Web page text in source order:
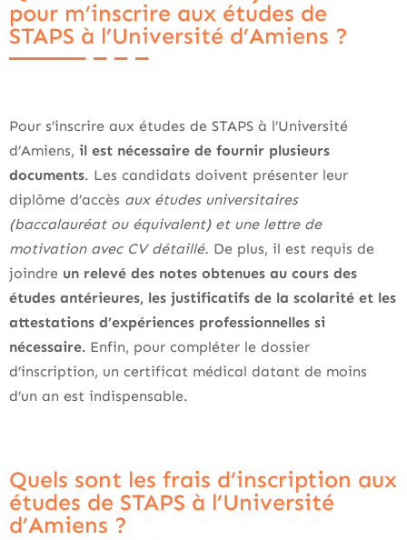
pour m’inscrire aux études de
STAPS à l’Université d’Amiens ?
Pour s’inscrire aux études de STAPS à l’Université
d’Amiens, il est nécessaire de fournir plusieurs
documents. Les candidats doivent présenter leur
diplôme d’accès aux études universitaires
(baccalauréat ou équivalent) et une lettre de
motivation avec CV détaillé. De plus, il est requis de
joindre un relevé des notes obtenues au cours des
études antérieures, les justificatifs de la scolarité et les
attestations d’expériences professionnelles si
nécessaire. Enfin, pour compléter le dossier
d’inscription, un certificat médical datant de moins
d’un an est indispensable.
Quels sont les frais d’inscription aux
études de STAPS à l’Université
d’Amiens ?